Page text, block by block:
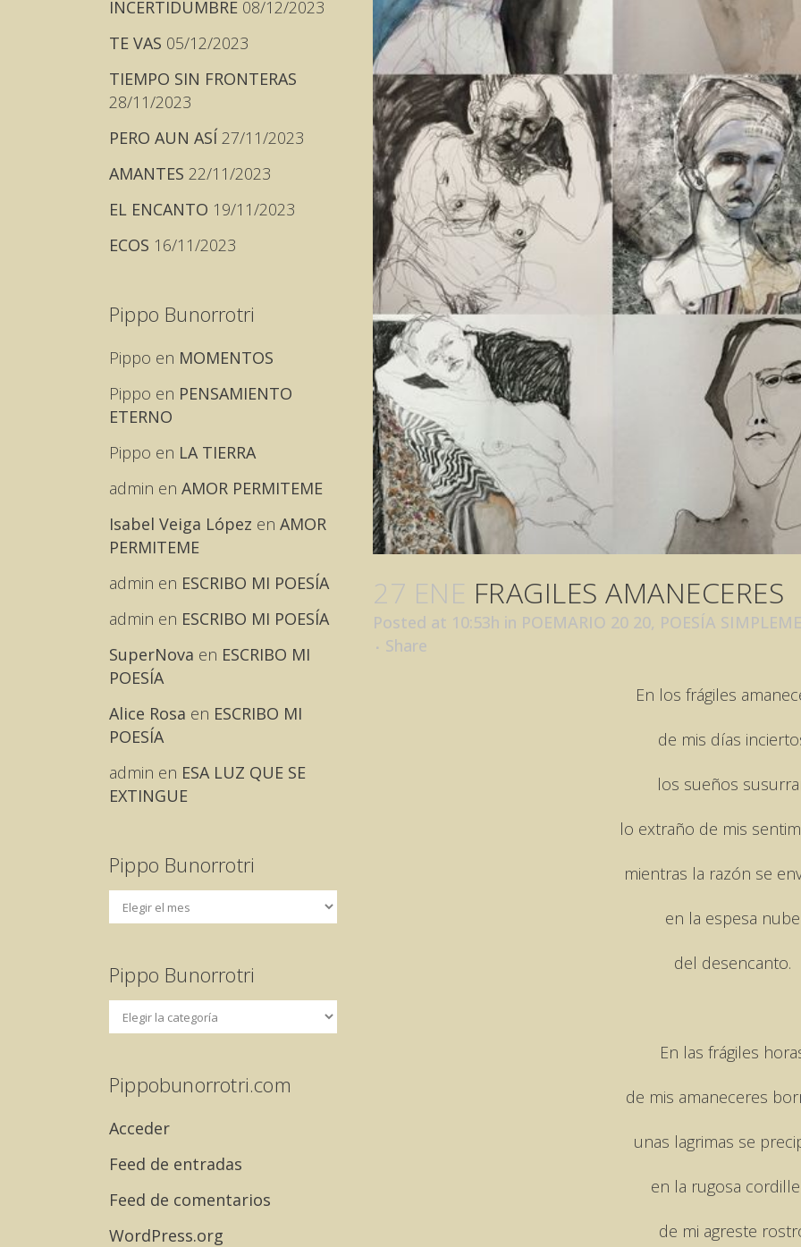
INCERTIDUMBRE 08/12/2023
TE VAS 05/12/2023
TIEMPO SIN FRONTERAS
28/11/2023
PERO AUN ASÍ 27/11/2023
AMANTES 22/11/2023
EL ENCANTO 19/11/2023
ECOS 16/11/2023
Pippo Bunorrotri
Pippo en MOMENTOS
Pippo en PENSAMIENTO
ETERNO
Pippo en LA TIERRA
admin en AMOR PERMITEME
Isabel Veiga López en AMOR
PERMITEME
admin en ESCRIBO MI POESÍA
admin en ESCRIBO MI POESÍA
SuperNova en ESCRIBO MI
POESÍA
Alice Rosa en ESCRIBO MI
POESÍA
admin en ESA LUZ QUE SE
EXTINGUE
Pippo Bunorrotri
Pippo Bunorrotri
Pippobunorrotri.com
Acceder
Feed de entradas
Feed de comentarios
WordPress.org
27 ENE FRAGILES AMANECERES
Posted at 10:53h in POEMARIO 20 20, POESÍA
Share
En los frágiles
de mis días
los sueños
lo extraño de mis
mientras la razón se
en la espesa nube
del desencanto.
En las frágiles
de mis amaneceres
unas lagrimas se
en la rugosa
de mi agreste